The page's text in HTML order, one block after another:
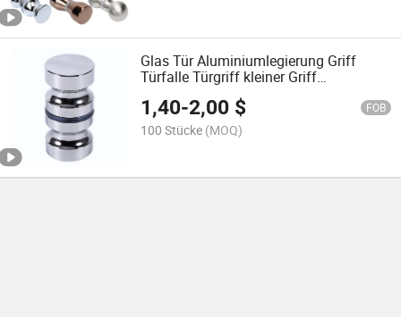
Glas Tür Aluminiumlegierung Griff
Türfalle Türgriff kleiner Griff
doppelseitiger Griff
1,40-2,00 $ FOB
100 Stücke (MOQ)